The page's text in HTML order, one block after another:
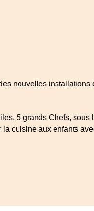
nouvelles
5 grands Chefs, sous
cuisine aux enfants